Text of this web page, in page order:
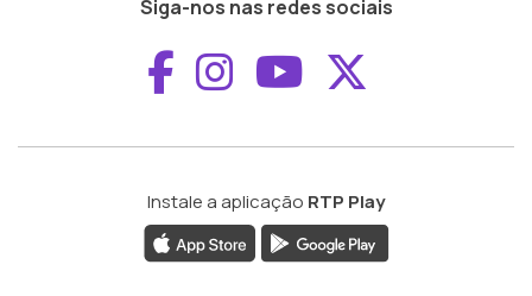
Siga-nos nas redes sociais
Aceder ao
Aceder ao
Aceder ao
Instale a aplicação RTP Play